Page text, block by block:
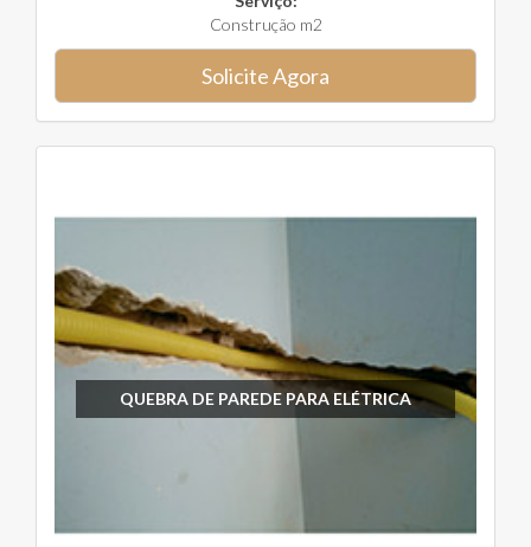
Construção m2
Solicite Agora
QUEBRA DE PAREDE PARA ELÉTRICA